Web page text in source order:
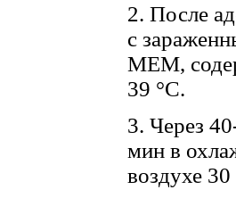
2. После
с
MEM,
39 °С.
3. Через
мин в
воздухе